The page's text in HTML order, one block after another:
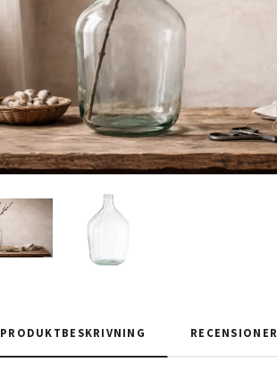
PRODUKTBESKRIVNING RECENSIONER